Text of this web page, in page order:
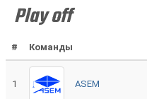
Play off
# Команды
1 ASEM